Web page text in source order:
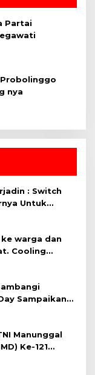
Partai
nya
: Switch
Untuk
warga dan
Cooling
Rumbai,
dan Menjaga
Sampaikan
&
Manunggal
Ke-121
2024) ?